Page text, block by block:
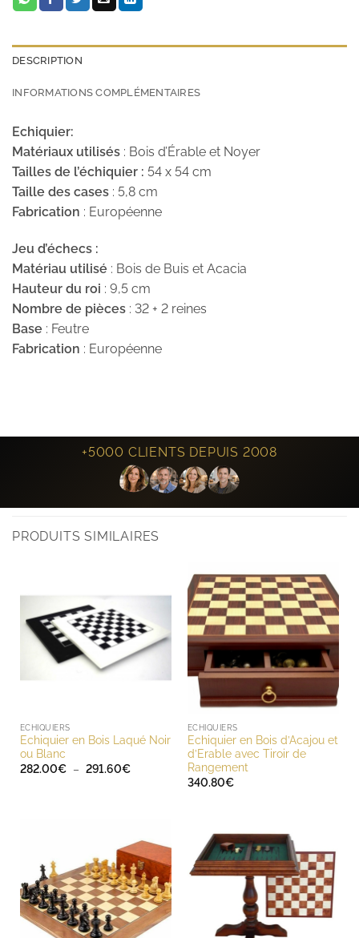
DESCRIPTION
INFORMATIONS COMPLÉMENTAIRES
Echiquier:
Matériaux utilisés : Bois d’Érable et Noyer
Tailles de l’échiquier : 54 x 54 cm
Taille des cases : 5,8 cm
Fabrication : Européenne
Jeu d’échecs :
Matériau utilisé : Bois de Buis et Acacia
Hauteur du roi : 9,5 cm
Nombre de pièces : 32 + 2 reines
Base : Feutre
Fabrication : Européenne
+5000 CLIENTS DEPUIS 2008
PRODUITS SIMILAIRES
ECHIQUIERS
Echiquier en Bois Laqué Noir
ou Blanc
282.00€ – 291.60€Plage
ECHIQUIERS
Echiquier en Bois d’Acajou et
d’Erable avec Tiroir de
Rangement
340.80€